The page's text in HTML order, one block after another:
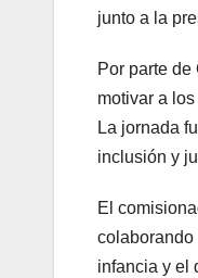
junto a la
Por parte
motivar a
La jornada
inclusión y
El
colaborando
infancia y el